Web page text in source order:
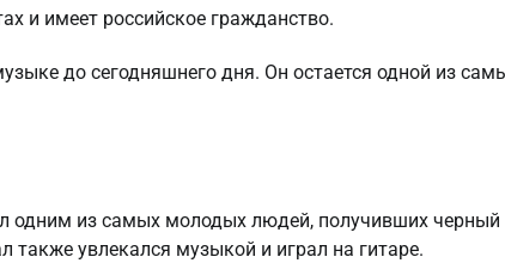
и имеет российское гражданство.
до сегодняшнего дня. Он остается одной из
одним из самых молодых людей, получивших черный
также увлекался музыкой и играл на гитаре.